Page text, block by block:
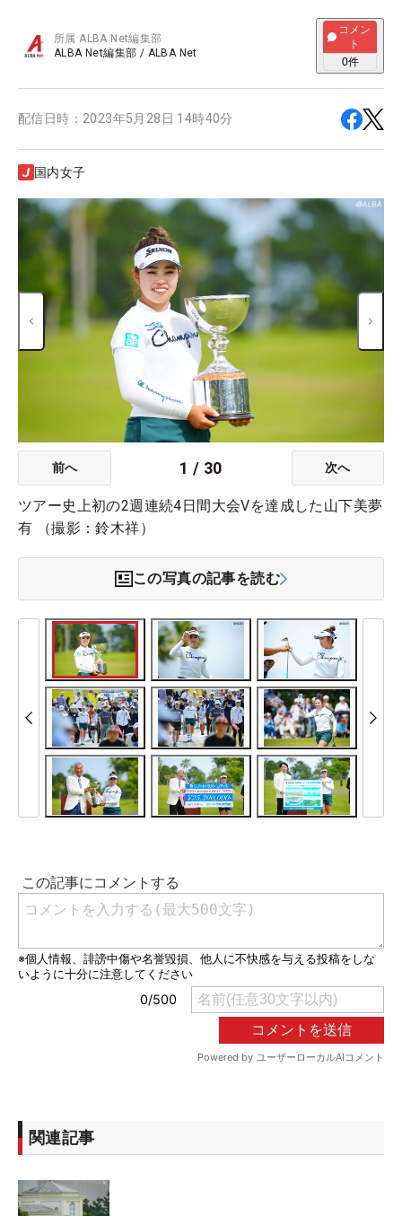
所属ALBA Net編集部
ALBA Net編集部 / ALBA Net
コメン
ト
0件
配信日時： 2023年5月28日 14時40分
国内女子
前へ 1 / 30 次へ
ツアー史上初の2週連続4日間大会Vを達成した山下美夢
有 （撮影：鈴木祥）
この写真の記事を読む
関連記事